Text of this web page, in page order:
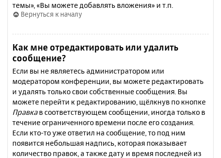
темы», «Вы можете добавлять вложения» и т.п.
Вернуться к началу
Как мне отредактировать или удалить
сообщение?
Если вы не являетесь администратором или
модератором конференции, вы можете редактировать
и удалять только свои собственные сообщения. Вы
можете перейти к редактированию, щёлкнув по кнопке
Правкав соответствующем сообщении, иногда только в
течение ограниченного времени после его создания.
Если кто-то уже ответил на сообщение, то под ним
появится небольшая надпись, которая показывает
количество правок, а также дату и время последней из